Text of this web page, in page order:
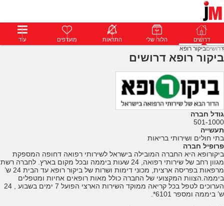
דרושים פרופילים הודעות פרימיום דרושים הלוח שלי התראות מועדפים עוד
דרושיםביקור רופא
ביקור רופא דרושים
גודל חברה
501-1000
תעשייה
בתי חולים ושירותי בריאות
פרופיל חברה
ביקורופא היא החברה המובילה בישראל לשירותי רפואה דחופה המספקת
מגוון רחב של שירותי רפואה, 24 שעות ביממה ובכל מקום בארץ. לחברה רשת
מרפאות בפריסה ארצית, מכוני דימות ושרות של ביקור רופא עד הבית 24 ש’
ביממה.הצוות המקצועי של החברה כולל מאות רופאים אחיות ומטפלים
הערוכים לטפל בכל קריאה ממוקד השירות הארצי הפועל 7 ימים בשבוע , 24
ש’ ביממה ומספר 6101*.